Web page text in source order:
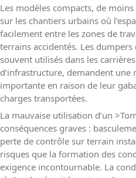
Les modèles compacts, de
sur les chantiers urbains où
facilement entre les zones de
terrains accidentés. Les
souvent utilisés dans les
d’infrastructure, demandent
importante en raison de leur
charges transportées.
La mauvaise utilisation d’un
conséquences graves :
perte de contrôle sur terrain
risques que la formation des
exigence incontournable. La